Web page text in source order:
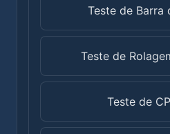
Teste de Barra
Teste de
Teste de